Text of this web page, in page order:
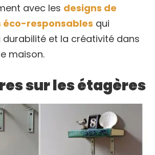
avec les designs de
responsables qui
et la créativité dans
maison.
sur les étagères